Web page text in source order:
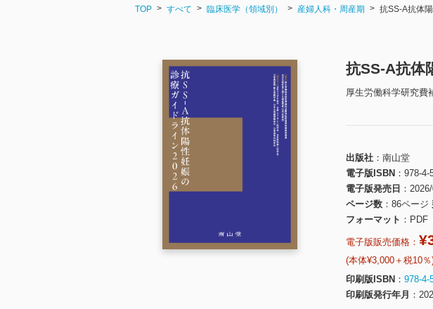
TOP すべて 臨床医学（領域別） 産婦人科・周産期 抗SS-A抗体
抗SS-A抗体
厚生労働科学研究費
出版社
南山堂
電子版ISBN
978-4-
電子版発売日
ページ数
86ページ
フォーマット
PDF
電子版販売価格：
(本体¥3,000＋税10％
印刷版ISBN
978-4-
印刷版発行年月